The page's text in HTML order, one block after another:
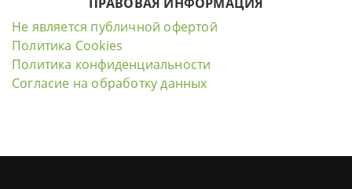
Не является публичной офертой
Политика Cookies
Политика конфиденциальности
Согласие на обработку данных